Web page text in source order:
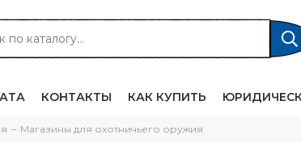
КОНТАКТЫ КАК КУПИТЬ
Магазины для охотничьего оружия